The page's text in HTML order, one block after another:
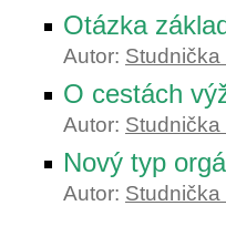
Otázka
Autor: Studnička
O cestách
Autor: Studnička
Nový typ
Autor: Studnička